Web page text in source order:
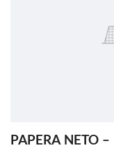
PAPERA NETO –